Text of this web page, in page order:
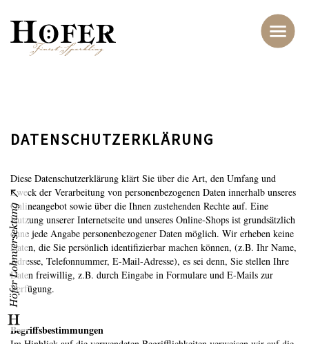
DATENSCHUTZERKLÄRUNG
Diese Datenschutzerklärung klärt Sie über die Art, den Umfang und
Zweck der Verarbeitung von personenbezogenen Daten innerhalb unseres
Onlineangebot sowie über die Ihnen zustehenden Rechte auf. Eine
Nutzung unserer Internetseite und unseres Online-Shops ist grundsätzlich
ohne jede Angabe personenbezogener Daten möglich. Wir erheben keine
Daten, die Sie persönlich identifizierbar machen können, (z.B. Ihr Name,
Adresse, Telefonnummer, E-Mail-Adresse), es sei denn, Sie stellen Ihre
Daten freiwillig, z.B. durch Eingabe in Formulare und E-Mails zur
Verfügung.
Begriffsbestimmungen